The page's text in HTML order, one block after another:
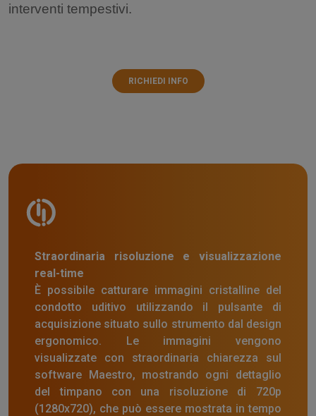
interventi tempestivi.
RICHIEDI INFO
Straordinaria risoluzione e visualizzazione
real-time
È possibile catturare immagini cristalline del
condotto uditivo utilizzando il pulsante di
acquisizione situato sullo strumento dal design
ergonomico. Le immagini vengono
visualizzate con straordinaria chiarezza sul
software Maestro, mostrando ogni dettaglio
del timpano con una risoluzione di 720p
(1280x720), che può essere mostrata in tempo